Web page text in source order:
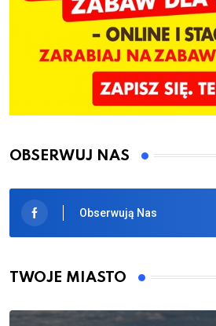
OBSERWUJ NAS
Obserwują Nas
TWOJE MIASTO